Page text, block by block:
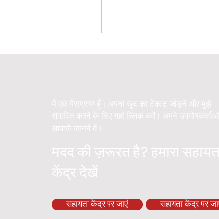
मैं एक पैराग्राफ हूँ। अपना खुद का टेक्स्ट जोड़ने और मुझे
संपादित करने के लिए यहां क्लिक करें। अपने उपयोगकर्ताओं
आपको जानने दें।
मदद की ज़रूरत है? हमारा
केंद्र देखें
सहायता केंद्र पर जाएं सहायता केंद्र पर